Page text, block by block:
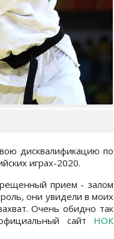
дисквалификацию по
играх-2020.
прием - залом
они увидели в моих
Очень обидно так
сайт НОК